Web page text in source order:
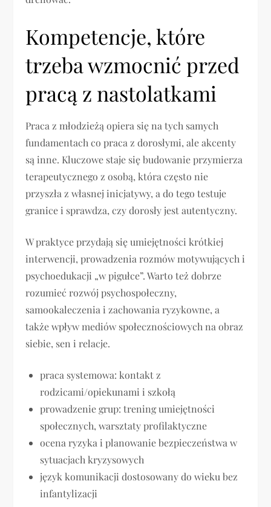
Kompetencje, które
trzeba wzmocnić przed
pracą z nastolatkami
Praca z młodzieżą opiera się na tych samych
fundamentach co praca z dorosłymi, ale akcenty
są inne. Kluczowe staje się budowanie przymierza
terapeutycznego z osobą, która często nie
przyszła z własnej inicjatywy, a do tego testuje
granice i sprawdza, czy dorosły jest autentyczny.
W praktyce przydają się umiejętności krótkiej
interwencji, prowadzenia rozmów motywujących i
psychoedukacji „w pigułce”. Warto też dobrze
rozumieć rozwój psychospołeczny,
samookaleczenia i zachowania ryzykowne, a
także wpływ mediów społecznościowych na obraz
siebie, sen i relacje.
praca systemowa: kontakt z
rodzicami/opiekunami i szkołą
prowadzenie grup: trening umiejętności
społecznych, warsztaty profilaktyczne
ocena ryzyka i planowanie bezpieczeństwa w
sytuacjach kryzysowych
język komunikacji dostosowany do wieku bez
infantylizacji